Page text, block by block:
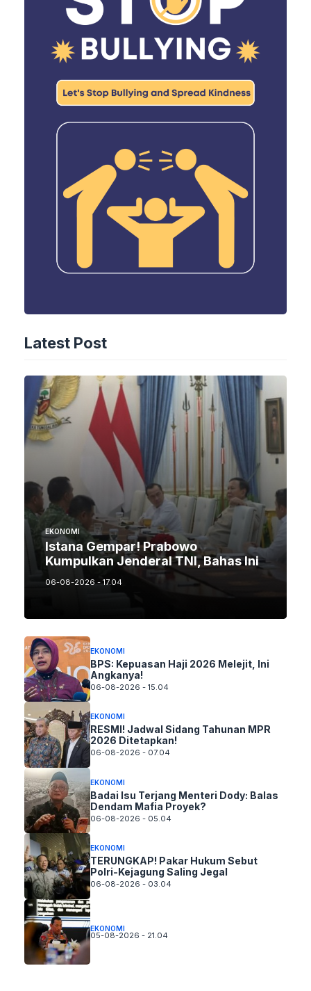
Latest Post
EKONOMI
Istana Gempar! Prabowo
Kumpulkan Jenderal TNI, Bahas Ini
06-08-2026 - 17.04
EKONOMI
BPS: Kepuasan Haji 2026 Melejit, Ini
Angkanya!
06-08-2026 - 15.04
EKONOMI
RESMI! Jadwal Sidang Tahunan MPR
2026 Ditetapkan!
06-08-2026 - 07.04
EKONOMI
Badai Isu Terjang Menteri Dody: Balas
Dendam Mafia Proyek?
06-08-2026 - 05.04
EKONOMI
TERUNGKAP! Pakar Hukum Sebut
Polri-Kejagung Saling Jegal
06-08-2026 - 03.04
EKONOMI
05-08-2026 - 21.04